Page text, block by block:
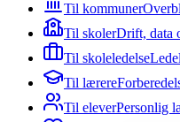
Til kommuner
Til skolerDrift, data
Til skoleledelse
Til lærere
Til eleverPersonlig